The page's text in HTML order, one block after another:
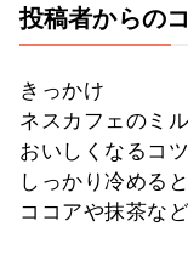
投稿者からの
きっかけ
ネスカフェのミ
おいしくなるコツ
しっかり冷める
ココアや抹茶な